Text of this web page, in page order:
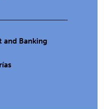
and Banking